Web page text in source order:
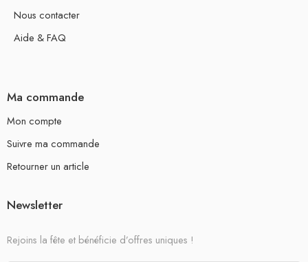
Nous contacter
Aide & FAQ
Ma commande
Mon compte
Suivre ma commande
Retourner un article
Newsletter
Rejoins la fête et bénéficie d’offres uniques !